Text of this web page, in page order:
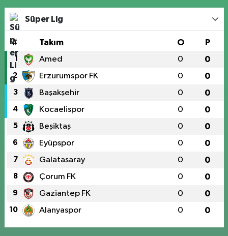
Süper Lig
# Takım O P
1 Amed 0 0
2 Erzurumspor FK 0 0
3 Başakşehir 0 0
4 Kocaelispor 0 0
5 Beşiktaş 0 0
6 Eyüpspor 0 0
7 Galatasaray 0 0
8 Çorum FK 0 0
9 Gaziantep FK 0 0
10 Alanyaspor 0 0